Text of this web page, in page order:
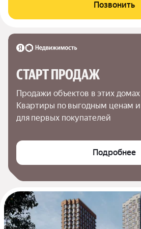
Позвонить
СТАРТ ПРОДАЖ
Продажи объектов в этих
Квартиры по выгодным ценам и
для первых покупателей
Подробнее